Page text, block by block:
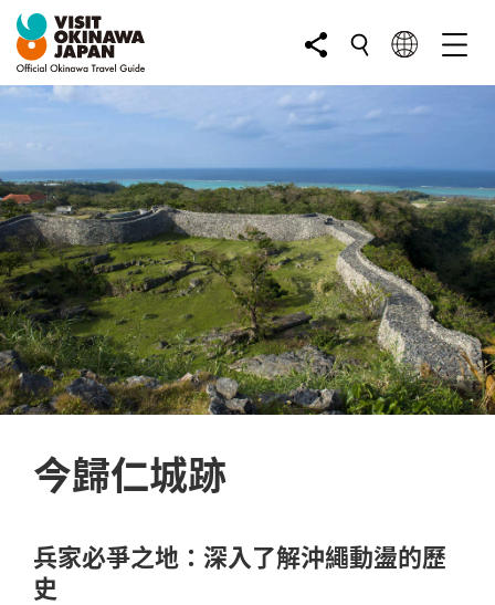
今歸仁城跡
兵家必爭之地：深入了解沖繩動盪的歷
史